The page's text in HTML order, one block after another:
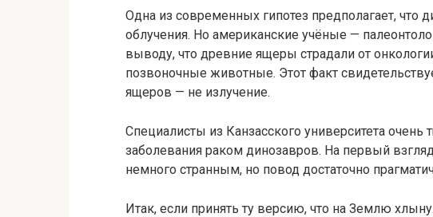
Одна из современных гипотез предполагает,
облучения. Но американские учёные —
выводу, что древние ящеры страдали от
позвоночные животные. Этот факт
ящеров — не излучение.
Специалисты из Канзасского университета очень
заболевания раком динозавров. На первый
немного странным, но повод достаточно
Итак, если принять ту версию, что на Землю